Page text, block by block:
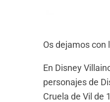
Os dejamos con
En Disney
personajes de
Cruela de Vil de